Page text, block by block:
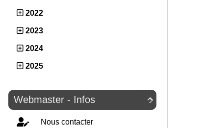
2022
2023
2024
2025

Webmaster - Infos
Nous contacter